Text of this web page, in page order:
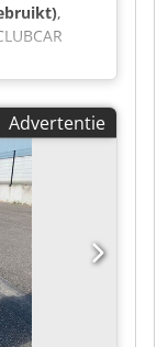
,
Met
Whatsapp.
Prijzen zijn
heeft een
Voor
u
even vooraf
Wert
Nuland
Advertentie